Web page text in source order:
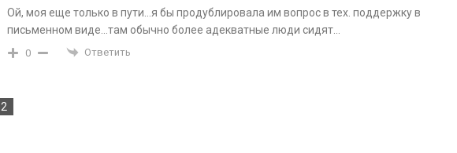
Ой, моя еще только в пути…я бы продублировала им вопрос в тех. поддержку в
письменном виде…там обычно более адекватные люди сидят…
0 Ответить
2